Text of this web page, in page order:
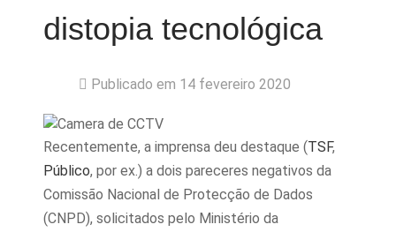
distopia tecnológica
Publicado em 14 fevereiro 2020
Recentemente, a imprensa deu destaque (TSF,
Público, por ex.) a dois pareceres negativos da
Comissão Nacional de Protecção de Dados
(CNPD), solicitados pelo Ministério da